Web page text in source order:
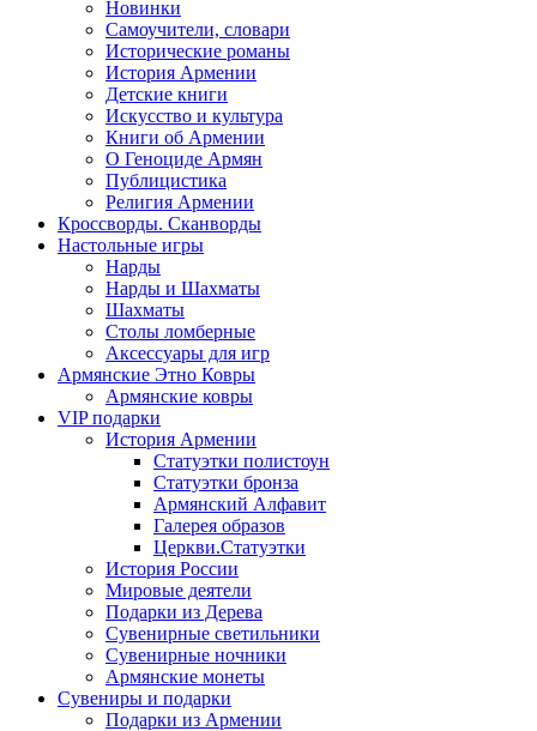
Новинки
Самоучители, словари
Исторические романы
История Армении
Детские книги
Иcкусство и культура
Книги об Армении
О Геноциде Армян
Публицистика
Религия Армении
Кроссворды. Сканворды
Настольные игры
Нарды
Нарды и Шахматы
Шахматы
Столы ломберные
Аксессуары для игр
Армянские Этно Ковры
Армянские ковры
VIP подарки
История Армении
Статуэтки полистоун
Статуэтки бронза
Армянский Алфавит
Галерея образов
Церкви.Статуэтки
История России
Мировые деятели
Подарки из Дерева
Сувенирные светильники
Сувенирные ночники
Армянские монеты
Сувениры и подарки
Подарки из Армении